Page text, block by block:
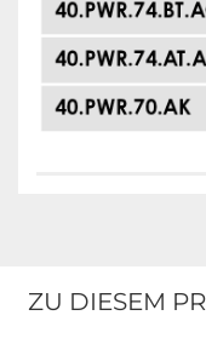
ZU DIESEM